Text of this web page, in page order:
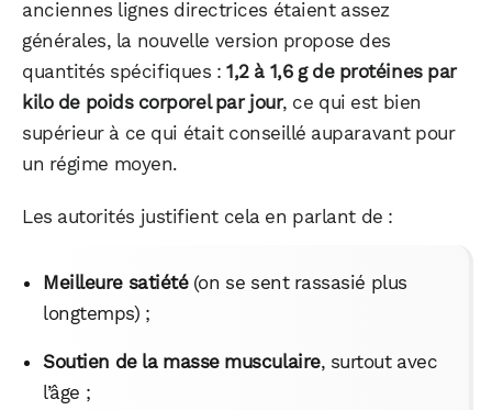
anciennes lignes directrices étaient assez
générales, la nouvelle version propose des
quantités spécifiques :1,2 à 1,6 g de protéines par
kilo de poids corporel par jour, ce qui est bien
supérieur à ce qui était conseillé auparavant pour
un régime moyen.
Les autorités justifient cela en parlant de :
Meilleure satiété(on se sent rassasié plus
longtemps) ;
Soutien de la masse musculaire, surtout avec
l’âge ;
WhatsApp Telegram Email
Facebook